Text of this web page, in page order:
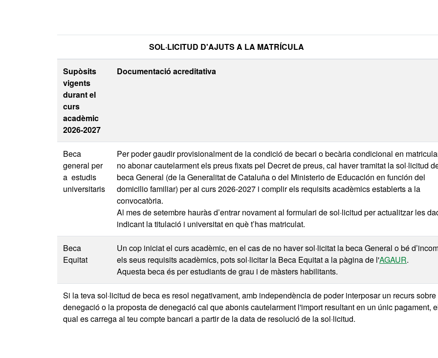
SOL·LICITUD D'AJUTS A LA MATRÍCULA
Supòsits
vigents
durant el
curs
acadèmic
2026-2027
Documentació acreditativa
Beca
general per
a estudis
universitaris
Per poder gaudir provisionalment de la condició de becari o becària condicional en
no abonar cautelarment els preus fixats pel Decret de preus, cal haver tramitat la sol·licitud
beca General (de la Generalitat de Cataluña o del Ministerio de Educación en función del
domicilio familiar) per al curs 2026-2027 i complir els requisits acadèmics establerts a la
convocatòria.
Al mes de setembre hauràs d’entrar novament al formulari de sol·licitud per actualitzar les
indicant la titulació i universitat en què t’has matriculat.
Beca
Equitat
Un cop iniciat el curs acadèmic, en el cas de no haver sol·licitat la beca General o bé
els seus requisits acadèmics, pots sol·licitar la Beca Equitat a la pàgina de l'AGAUR.
Aquesta beca és per estudiants de grau i de màsters habilitants.
Si la teva sol·licitud de beca es resol negativament, amb independència de poder interposar un recurs
denegació o la proposta de denegació cal que abonis cautelarment l'import resultant en un únic pagament,
qual es carrega al teu compte bancari a partir de la data de resolució de la sol·licitud.